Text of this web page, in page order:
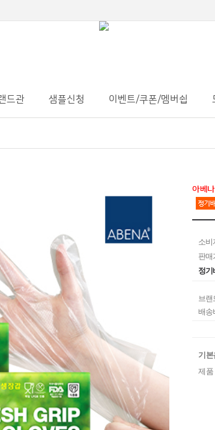
드관 샘플신청 이벤트/쿠폰/멤버쉽
아베
소비
판매
정기
브랜
배송
기
제품